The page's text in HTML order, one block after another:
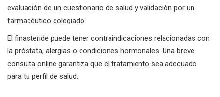
evaluación de un cuestionario de salud y validación por un
farmacéutico colegiado.
El finasteride puede tener contraindicaciones relacionadas con
la próstata, alergias o condiciones hormonales. Una breve
consulta online garantiza que el tratamiento sea adecuado
para tu perfil de salud.